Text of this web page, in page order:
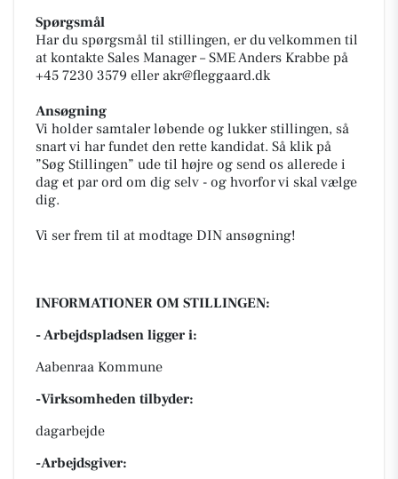
Spørgsmål
Har du spørgsmål til stillingen, er du velkommen til
at kontakte Sales Manager – SME Anders Krabbe på
+45 7230 3579 eller akr@fleggaard.dk
Ansøgning
Vi holder samtaler løbende og lukker stillingen, så
snart vi har fundet den rette kandidat. Så klik på
”Søg Stillingen” ude til højre og send os allerede i
dag et par ord om dig selv - og hvorfor vi skal vælge
dig.
Vi ser frem til at modtage DIN ansøgning!
INFORMATIONER OM STILLINGEN:
- Arbejdspladsen ligger i:
Aabenraa Kommune
-Virksomheden tilbyder:
dagarbejde
-Arbejdsgiver: